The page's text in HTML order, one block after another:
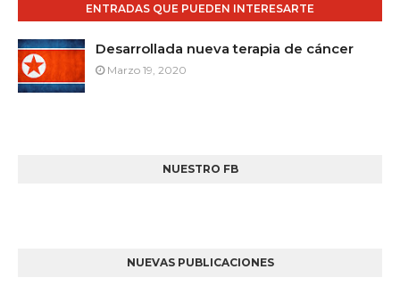
ENTRADAS QUE PUEDEN INTERESARTE
Desarrollada nueva terapia de cáncer
Marzo 19, 2020
NUESTRO FB
NUEVAS PUBLICACIONES